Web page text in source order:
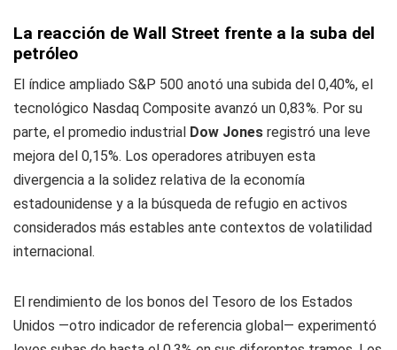
La reacción de Wall Street frente a la suba del
petróleo
El índice ampliado S&P 500 anotó una subida del 0,40%, el
tecnológico Nasdaq Composite avanzó un 0,83%. Por su
parte, el promedio industrial Dow Jones registró una leve
mejora del 0,15%. Los operadores atribuyen esta
divergencia a la solidez relativa de la economía
estadounidense y a la búsqueda de refugio en activos
considerados más estables ante contextos de volatilidad
internacional.
El rendimiento de los bonos del Tesoro de los Estados
Unidos —otro indicador de referencia global— experimentó